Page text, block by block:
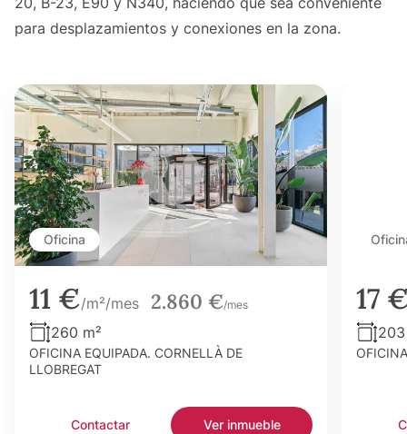
para desplazamientos y conexiones en la zona.
Oficina
11 €/m²/mes 2.860 €/mes
260 m²
OFICINA EQUIPADA. CORNELLÀ DE
LLOBREGAT
Contactar Ver inmueble
17